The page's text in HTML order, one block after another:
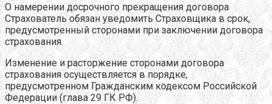
О намерении досрочного прекращения договора
Страхователь обязан уведомить Страховщика в срок,
предусмотренный сторонами при заключении договора
страхования.
Изменение и расторжение сторонами договора
страхования осуществляется в порядке,
предусмотренном Гражданским кодексом Российской
Федерации (глава 29 ГК РФ).